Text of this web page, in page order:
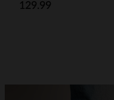
129.99